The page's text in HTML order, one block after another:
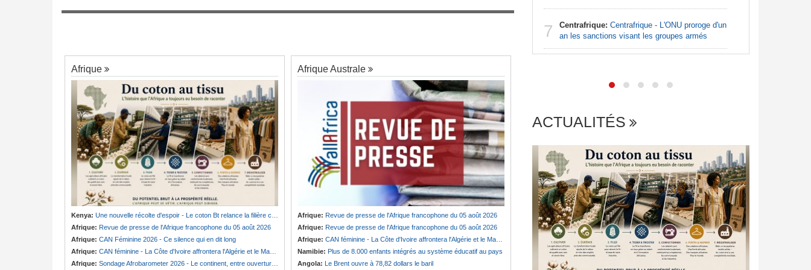
Afrique
Kenya: Une nouvelle récolte d'espoir - Le coton Bt relance la filière cotonnière à Lamu
Afrique: Revue de presse de l'Afrique francophone du 05 août 2026
Afrique: CAN Féminine 2026 - Ce silence qui en dit long
Afrique: CAN féminine - La Côte d'Ivoire affrontera l'Algérie et le Maroc fera face à l'Afrique du Sud en quarts
Afrique: Sondage Afrobarometer 2026 - Le continent, entre ouverture commerciale et défiance migratoire
Afrique Australe
Afrique: Revue de presse de l'Afrique francophone du 05 août 2026
Afrique: Revue de presse de l'Afrique francophone du 05 août 2026
Afrique: CAN féminine - La Côte d'Ivoire affrontera l'Algérie et le Maroc fera face à l'Afrique du Sud en quarts
Namibie: Plus de 8.000 enfants intégrés au système éducatif au pays
Angola:
Le Brent ouvre à 78,82 dollars le baril
Afrique de l'Ouest:Le Bénin nous donne une
Gabon:La dette du pays devrait atteindre 94 %
7 Centrafrique: Centrafrique - L'ONU proroge d'un
an les sanctions visant les groupes armés
ACTUALITÉS